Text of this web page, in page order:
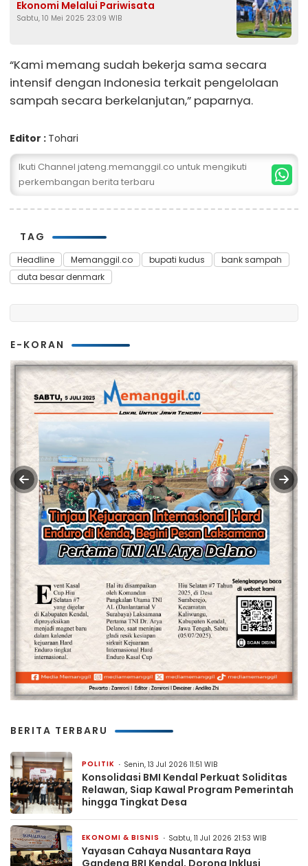
Ekonomi Melalui Pariwisata
Sabtu, 10 Mei 2025 23:09 WIB
“Kami memang sudah bekerja sama secara
intensif dengan Indonesia terkait pengelolaan
sampah secara berkelanjutan,” paparnya.
Editor : Tohari
Ikuti Channel jateng.memanggil.co untuk mengikuti
perkembangan berita terbaru
TAG
Headline Memanggil.co bupati kudus
bank sampah
duta besar denmark
E-KORAN
BERITA TERBARU
POLITIK Senin, 13 Jul 2026 11:51 WIB
Konsolidasi BMI Kendal Perkuat Soliditas
Relawan, Siap Kawal Program Pemerintah
hingga Tingkat Desa
EKONOMI & BISNIS Sabtu, 11 Jul 2026 21:53 WIB
Yayasan Cahaya Nusantara Raya
Gandeng BRI Kendal, Dorong Inklusi